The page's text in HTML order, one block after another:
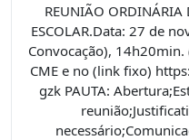
REUNIÃO ORDINÁRIA
ESCOLAR.Data: 27 de
Convocação), 14h20min.
CME e no (link fixo)
gzk PAUTA: